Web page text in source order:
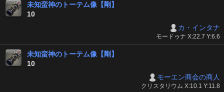
未知蛮神のトーテム像【剛】
10
カ・インタナ
モードゥナ X:22.7 Y:6.6
未知蛮神のトーテム像【剛】
10
モーエン商会の商人
クリスタリウム X:10.1 Y:11.8